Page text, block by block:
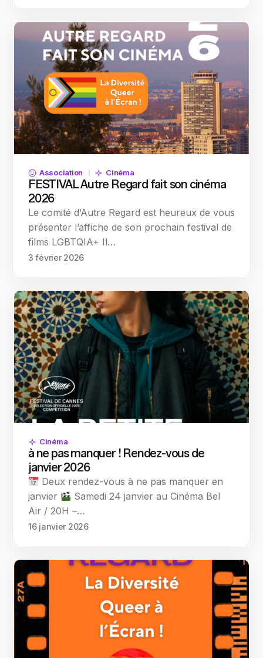
Association Cinéma
FESTIVAL Autre Regard fait son cinéma
2026
Le comité d’Autre Regard est heureux de vous
présenter l’affiche de son prochain festival de
films LGBTQIA+ Il…
3 février 2026
Cinéma
à ne pas manquer ! Rendez-vous de
janvier 2026
Deux rendez-vous à ne pas manquer en
janvier
Samedi 24 janvier au Cinéma Bel
Air / 20H –…
16 janvier 2026